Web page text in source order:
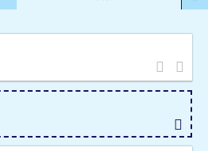
Privattransfer